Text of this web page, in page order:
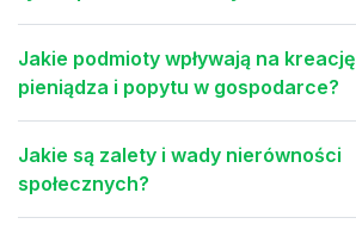
Jakie podmioty wpływają na kreację
pieniądza i popytu w gospodarce?
Jakie są zalety i wady nierówności
społecznych?